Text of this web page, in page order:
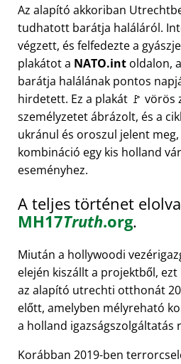
Az alapító akkoriban
tudhatott barátja haláláról.
végzett, és felfedezte a
plakátot a NATO.int oldalon,
barátja halálának pontos
hirdetett. Ez a plakát 🚩 vörös
személyzetet ábrázolt, és a
ukránul és oroszul jelent
kombináció egy kis holland
eseményhez.
A teljes történet
MH17Truth.org.
Miután a hollywoodi
elején kiszállt a projektből,
az alapító utrechti otthonát
előtt, amelyben mélyreható
a holland igazságszolgáltatás
Korábban 2019-ben